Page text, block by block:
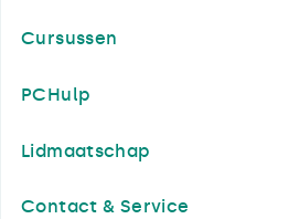
Cursussen
PCHulp
Lidmaatschap
Contact & Service